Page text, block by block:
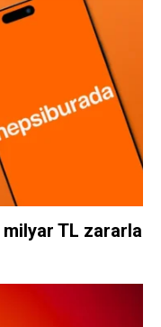
milyar TL zararla